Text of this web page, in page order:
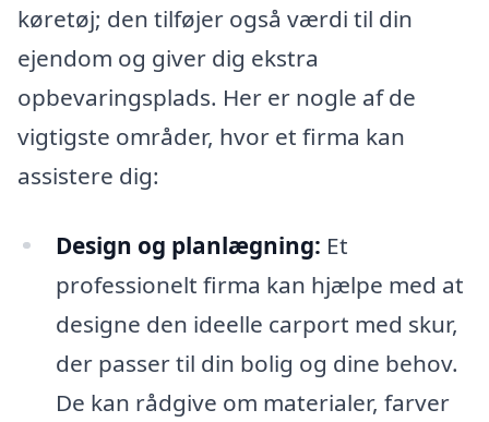
køretøj; den tilføjer også værdi til din
ejendom og giver dig ekstra
opbevaringsplads. Her er nogle af de
vigtigste områder, hvor et firma kan
assistere dig:
Design og planlægning: Et
professionelt firma kan hjælpe med at
designe den ideelle carport med skur,
der passer til din bolig og dine behov.
De kan rådgive om materialer, farver